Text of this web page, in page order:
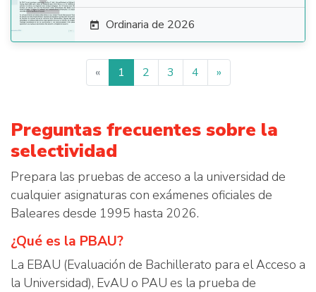
 Ordinaria de 2026
« 1 2 3 4 »
Preguntas frecuentes sobre la
selectividad
Prepara las pruebas de acceso a la universidad de
cualquier asignaturas con exámenes oficiales de
Baleares desde 1995 hasta 2026.
¿Qué es la PBAU?
La EBAU (Evaluación de Bachillerato para el Acceso a
la Universidad), EvAU o PAU es la prueba de